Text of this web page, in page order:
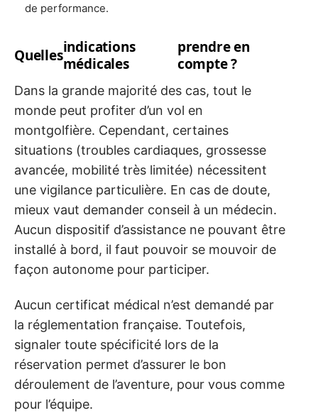
de performance.
Quellesindications
médicales
prendre en
compte ?
Dans la grande majorité des cas, tout le
monde peut profiter d’un vol en
montgolfière. Cependant, certaines
situations (troubles cardiaques, grossesse
avancée, mobilité très limitée) nécessitent
une vigilance particulière. En cas de doute,
mieux vaut demander conseil à un médecin.
Aucun dispositif d’assistance ne pouvant être
installé à bord, il faut pouvoir se mouvoir de
façon autonome pour participer.
Aucun certificat médical n’est demandé par
la réglementation française. Toutefois,
signaler toute spécificité lors de la
réservation permet d’assurer le bon
déroulement de l’aventure, pour vous comme
pour l’équipe.